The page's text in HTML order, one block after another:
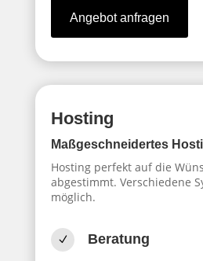
Angebot anfragen
Hosting
Maßgeschneidertes
Hosting perfekt auf die
abgestimmt. Verschiedene
möglich.
N Beratung